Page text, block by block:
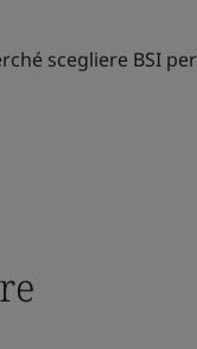
scegliere BSI